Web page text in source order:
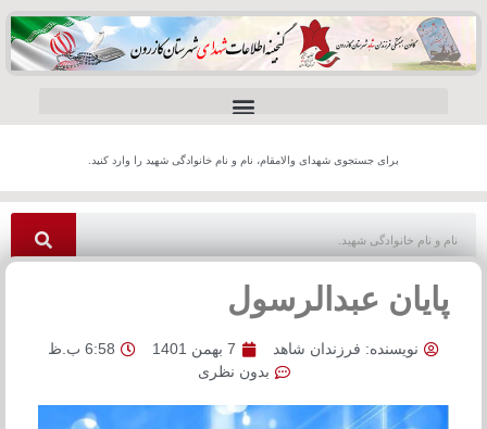
برای جستجوی شهدای والامقام، نام و نام خانوادگی شهید را وارد کنید.
پایان عبدالرسول
نویسنده: فرزندان شاهد 7 بهمن 1401
6:58 ب.ظ
بدون نظری